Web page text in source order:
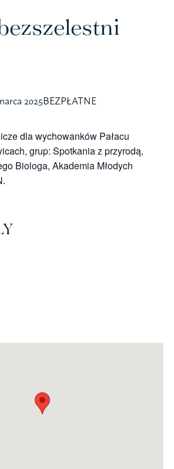
2025BEZPŁATNE
dla wychowanków Pałacu
grup: Spotkania z przyrodą,
Biologa, Akademia Młodych